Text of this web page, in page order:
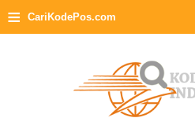
≡ CariKodePos.com